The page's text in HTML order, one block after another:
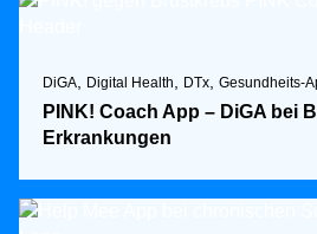
DiGA Digital Health DTx Gesundheits-
PINK! Coach App – DiGA bei
Erkrankungen